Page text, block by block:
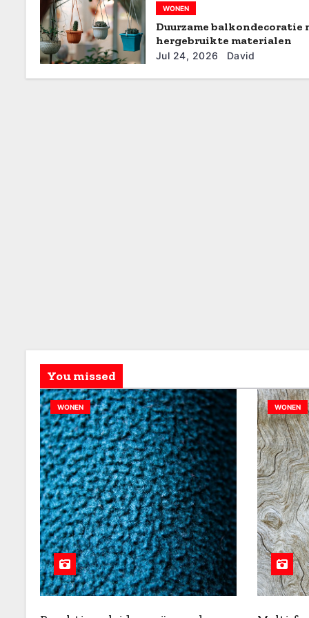
g
a
t
WONEN
Duurzame balkondecoratie
hergebruikte materialen
Jul 24, 2026 David
You missed
WONEN WONEN